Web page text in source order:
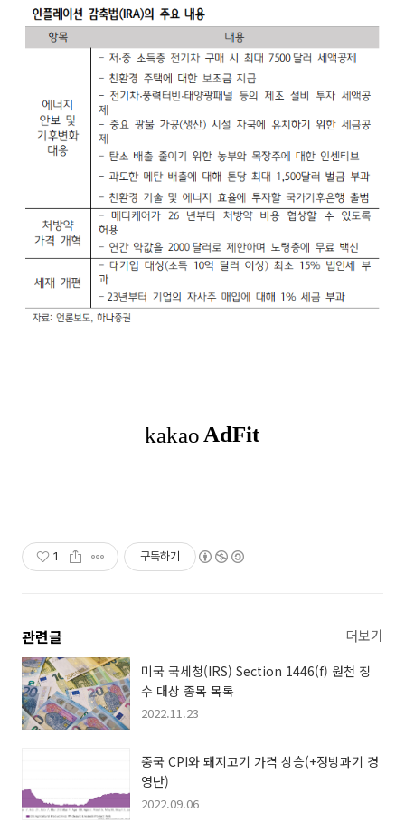
1 구독하기
관련글 더보기
미국 국세청(IRS) Section 1446(f) 원천 징
수 대상 종목 목록
2022.11.23
중국 CPI와 돼지고기 가격 상승(+정방과기 경
영난)
2022.09.06